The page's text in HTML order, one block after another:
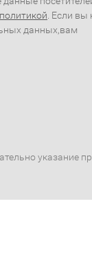
. Если вы
данных,вам
указание